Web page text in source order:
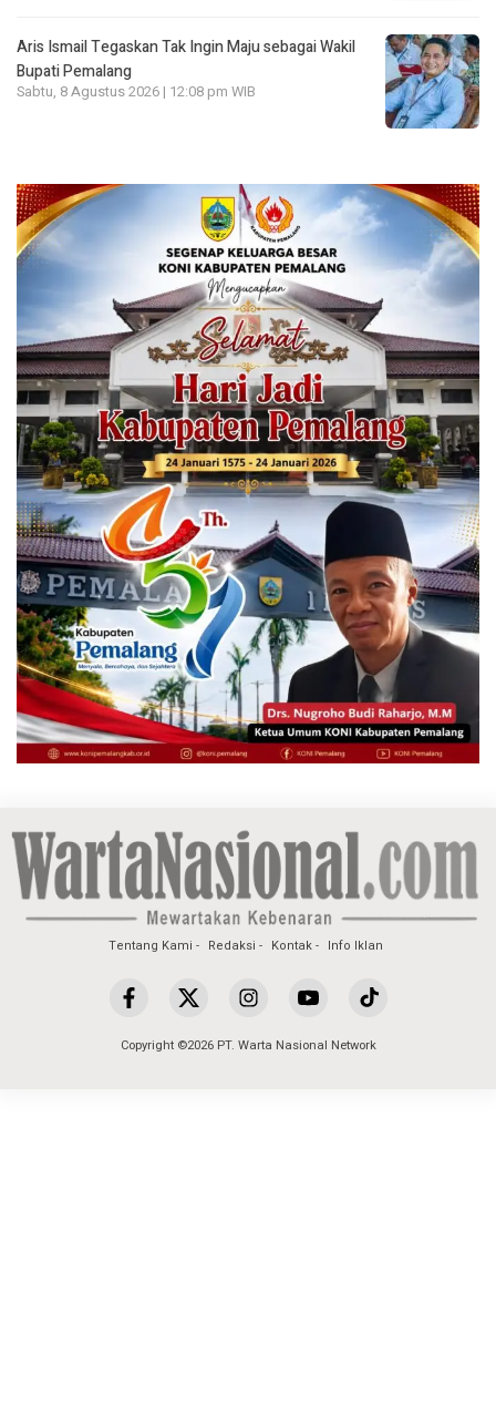
Aris Ismail Tegaskan Tak Ingin Maju sebagai Wakil
Bupati Pemalang
Sabtu, 8 Agustus 2026 | 12:08 pm WIB
Tentang Kami Redaksi Kontak Info Iklan
Copyright ©2026 PT. Warta Nasional Network